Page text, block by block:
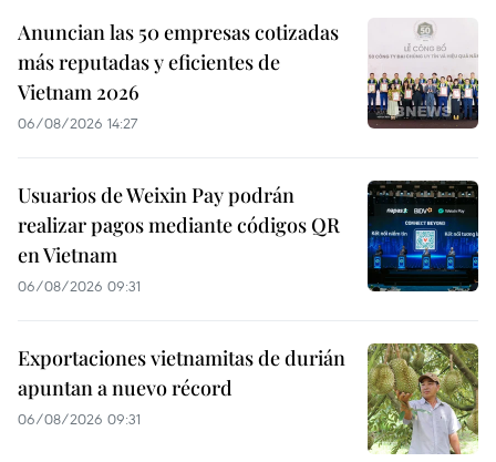
Anuncian las 50 empresas cotizadas
más reputadas y eficientes de
Vietnam 2026
06/08/2026 14:27
Usuarios de Weixin Pay podrán
realizar pagos mediante códigos QR
en Vietnam
06/08/2026 09:31
Exportaciones vietnamitas de durián
apuntan a nuevo récord
06/08/2026 09:31